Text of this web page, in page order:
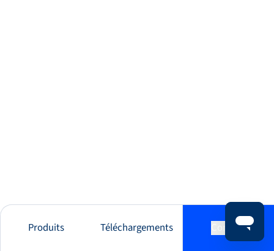
Produits Téléchargements Contact